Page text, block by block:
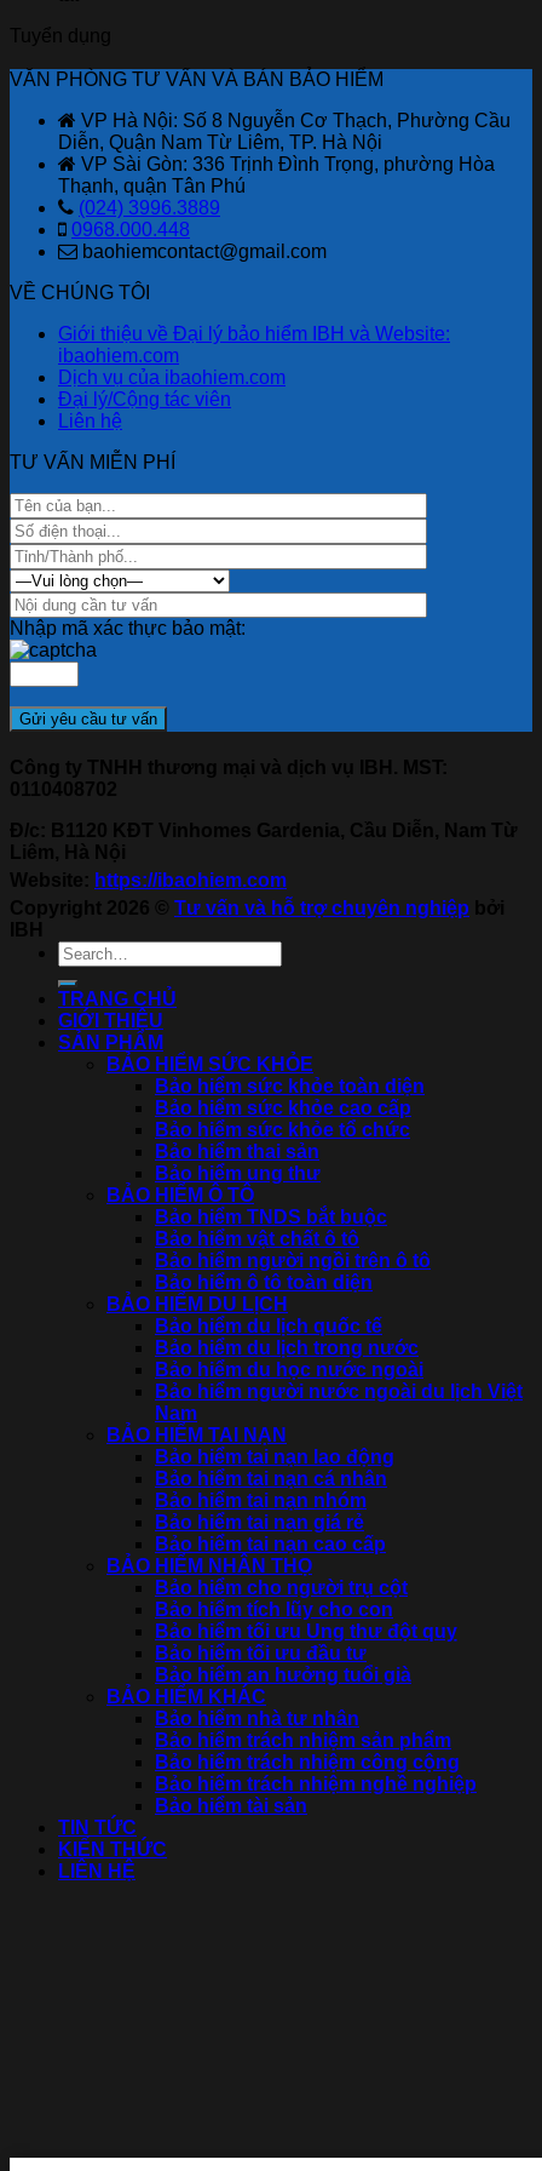
Việt
hiểm
Việt
mới
nhất
khách
với
ưu
đãi
lên
tỷ
dịp
80
quốc
Hiểm
Ninh
–
“Lá
Chắn
Số”
Trong
Thời
Đại
Lừa
Đảo
Công
Nghệ
Cao
Tuyển dụng
VĂN PHÒNG TƯ VẤN VÀ BÁN BẢO HIỂM
VP Hà Nội: Số 8 Nguyễn Cơ Thạch, Phường Cầu
Diễn, Quận Nam Từ Liêm, TP. Hà Nội
VP Sài Gòn: 336 Trịnh Đình Trọng, phường Hòa
Thạnh, quận Tân Phú
(024) 3996.3889
0968.000.448
baohiemcontact@gmail.com
VỀ CHÚNG TÔI
Giới thiệu về Đại lý bảo hiểm IBH và Website:
ibaohiem.com
Dịch vụ của ibaohiem.com
Đại lý/Cộng tác viên
Liên hệ
TƯ VẤN MIỄN PHÍ
Nhập mã xác thực bảo mật:
Công ty TNHH thương mại và dịch vụ IBH. MST:
0110408702
Đ/c: B1120 KĐT Vinhomes Gardenia, Cầu Diễn, Nam Từ
Liêm, Hà Nội
Website: https://ibaohiem.com
Copyright 2026 © Tư vấn và hỗ trợ chuyên nghiệp bởi
IBH
TRANG CHỦ
GIỚI THIỆU
SẢN PHẨM
BẢO HIỂM SỨC KHỎE
Bảo hiểm sức khỏe toàn diện
Bảo hiểm sức khỏe cao cấp
Bảo hiểm sức khỏe tổ chức
Bảo hiểm thai sản
Bảo hiểm ung thư
BẢO HIỂM Ô TÔ
Bảo hiểm TNDS bắt buộc
Bảo hiểm vật chất ô tô
Bảo hiểm người ngồi trên ô tô
Bảo hiểm ô tô toàn diện
BẢO HIỂM DU LỊCH
Bảo hiểm du lịch quốc tế
Bảo hiểm du lịch trong nước
Bảo hiểm du học nước ngoài
Bảo hiểm người nước ngoài du lịch Việt
Nam
BẢO HIỂM TAI NẠN
Bảo hiểm tai nạn lao động
Bảo hiểm tai nạn cá nhân
Bảo hiểm tai nạn nhóm
Bảo hiểm tai nạn giá rẻ
Bảo hiểm tai nạn cao cấp
BẢO HIỂM NHÂN THỌ
Bảo hiểm cho người trụ cột
Bảo hiểm tích lũy cho con
Bảo hiểm tối ưu Ung thư đột quỵ
Bảo hiểm tối ưu đầu tư
Bảo hiểm an hưởng tuổi già
BẢO HIỂM KHÁC
Bảo hiểm nhà tư nhân
Bảo hiểm trách nhiệm sản phẩm
Bảo hiểm trách nhiệm công cộng
Bảo hiểm trách nhiệm nghề nghiệp
Bảo hiểm tài sản
TIN TỨC
KIẾN THỨC
LIÊN HỆ